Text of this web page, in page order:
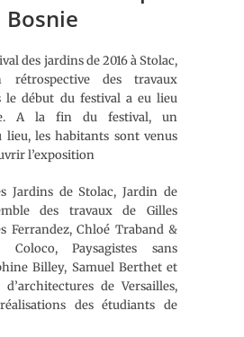
Bosnie
des jardins de 2016 à Stolac,
rétrospective des travaux
le début du festival a eu lieu
A la fin du festival, un
lieu, les habitants sont venus
l’exposition
Jardins de Stolac, Jardin de
des travaux de Gilles
Ferrandez, Chloé Traband &
Coloco, Paysagistes sans
Billey, Samuel Berthet et
d’architectures de Versailles,
des étudiants de